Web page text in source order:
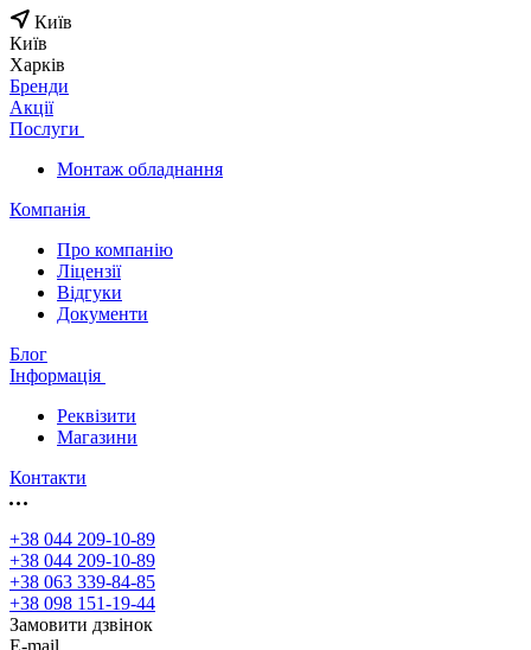
Київ
Київ
Харків
Бренди
Акції
Послуги
Монтаж обладнання
Компанія
Про компанію
Ліцензії
Відгуки
Документи
Блог
Інформація
Реквізити
Магазини
Контакти
+38 044 209-10-89
+38 044 209-10-89
+38 063 339-84-85
+38 098 151-19-44
Замовити дзвінок
E-mail